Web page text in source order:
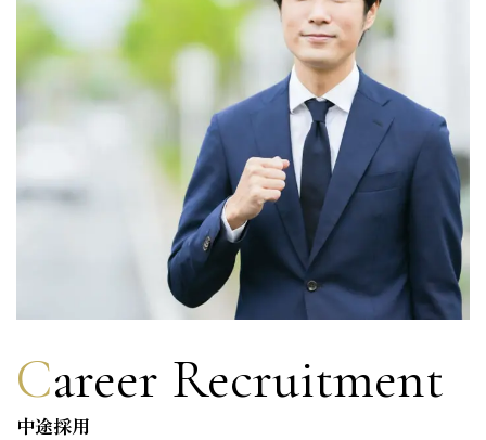
Career Recruitment
中途採用